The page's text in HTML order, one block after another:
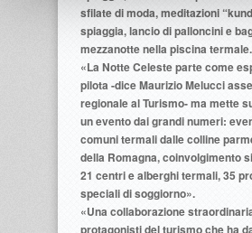
sfilate di moda, meditazioni
spiaggia, lancio di palloncini e
mezzanotte nella piscina termale.
«La Notte Celeste parte come
pilota -dice Maurizio Melucci
regionale al Turismo- ma mette
un evento dai grandi numeri:
comuni termali dalle colline
della Romagna, coinvolgimento
21 centri e alberghi termali, 35
speciali di soggiorno».
«Una collaborazione
protagonisti del turismo che ha